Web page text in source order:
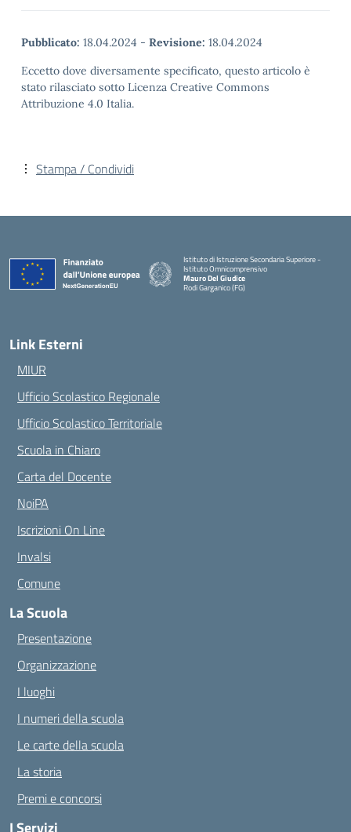
Pubblicato: 18.04.2024 - Revisione: 18.04.2024
Eccetto dove diversamente specificato, questo articolo è
stato rilasciato sotto Licenza Creative Commons
Attribuzione 4.0 Italia.
Stampa / Condividi
Istituto di Istruzione Secondaria Superiore -
Istituto Omnicomprensivo
Mauro Del Giudice
Rodi Garganico (FG)
— Visita la pagina iniziale della scuola
Link Esterni
MIUR
Ufficio Scolastico Regionale
Ufficio Scolastico Territoriale
Scuola in Chiaro
Carta del Docente
NoiPA
Iscrizioni On Line
Invalsi
Comune
La Scuola
Presentazione
Organizzazione
I luoghi
I numeri della scuola
Le carte della scuola
La storia
Premi e concorsi
I Servizi